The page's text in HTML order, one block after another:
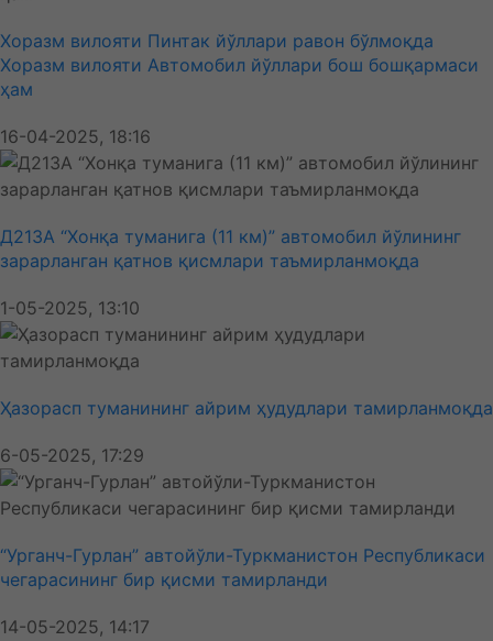
Хоразм вилояти Пинтак йўллари равон бўлмоқда
Хоразм вилояти Автомобил йўллари бош бошқармаси
ҳам
16-04-2025, 18:16
Д213А “Хонқа туманига (11 км)” автомобил йўлининг
зарарланган қатнов қисмлари таъмирланмоқда
1-05-2025, 13:10
Ҳазорасп туманининг айрим ҳудудлари тамирланмоқда
6-05-2025, 17:29
“Урганч-Гурлан” автойўли-Туркманистон Республикаси
чегарасининг бир қисми тамирланди
14-05-2025, 14:17